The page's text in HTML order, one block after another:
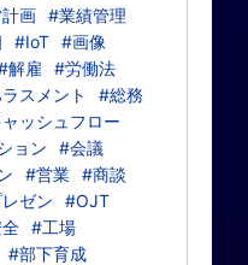
画 #業績管理
#IoT #画像
解雇
#労働法
スメント
#総務
ッシュフロー
ョン
#会議
#営業 #商談
ゼン
#OJT
#工場
#部下育成